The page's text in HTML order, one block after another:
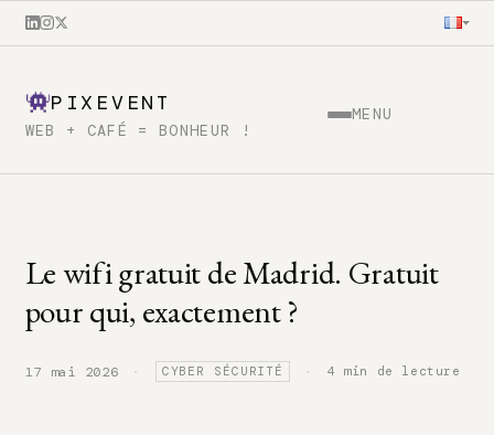
PIXEVENT
WEB + CAFÉ = BONHEUR !
MENU
Le wifi gratuit de Madrid. Gratuit
pour qui, exactement ?
17 mai 2026 · CYBER SÉCURITÉ · 4 min de lecture